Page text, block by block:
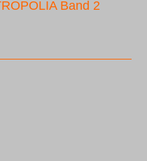
Band 2